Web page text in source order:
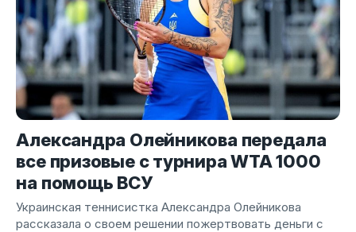
Александра Олейникова передала
все призовые с турнира WTA 1000
на помощь ВСУ
Украинская теннисистка Александра Олейникова
рассказала о своем решении пожертвовать деньги с